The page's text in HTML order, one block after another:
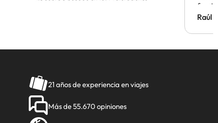
Hotel
Raúl
21 años de experiencia en viajes
Más de 55.670 opiniones